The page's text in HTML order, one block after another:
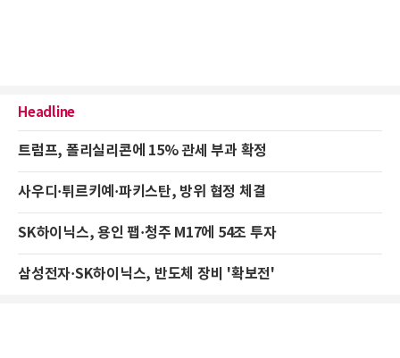
Headline
트럼프, 폴리실리콘에 15% 관세 부과 확정
사우디·튀르키예·파키스탄, 방위 협정 체결
SK하이닉스, 용인 팹·청주 M17에 54조 투자
삼성전자·SK하이닉스, 반도체 장비 '확보전'